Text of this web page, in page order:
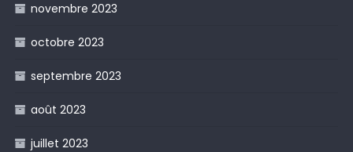
novembre 2023
octobre 2023
septembre 2023
août 2023
juillet 2023